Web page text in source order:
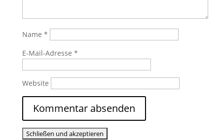
Name *
E-Mail-Adresse *
Website